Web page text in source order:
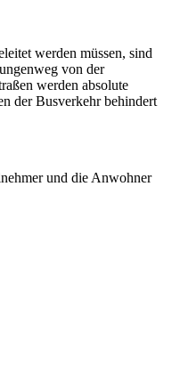
werden müssen, sind
von der
werden absolute
der Busverkehr behindert
und die Anwohner